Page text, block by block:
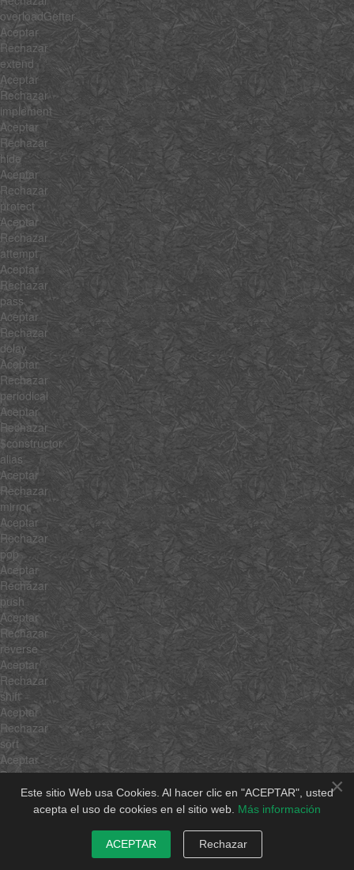
×
Este sitio Web usa Cookies. Al hacer clic en "ACEPTAR", usted
acepta el uso de cookies en el sitio web. Más información
ACEPTAR Rechazar
overloadGetter
Aceptar
Rechazar
extend
Aceptar
Rechazar
implement
Aceptar
Rechazar
hide
Aceptar
Rechazar
protect
Aceptar
Rechazar
attempt
Aceptar
Rechazar
pass
Aceptar
Rechazar
delay
Aceptar
Rechazar
periodical
Aceptar
Rechazar
$constructor
alias
Aceptar
Rechazar
mirror
Aceptar
Rechazar
pop
Aceptar
Rechazar
push
Aceptar
Rechazar
reverse
Aceptar
Rechazar
shift
Aceptar
Rechazar
sort
Aceptar
Rechazar
splice
Aceptar